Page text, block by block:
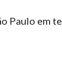
Paulo em